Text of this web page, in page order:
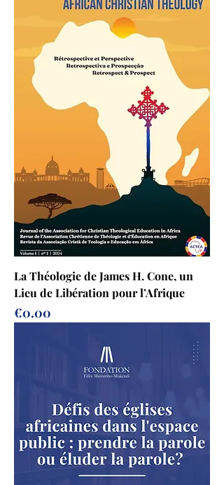
La Théologie de James H. Cone, un
Lieu de Libération pour l’Afrique
Prix
€0.00